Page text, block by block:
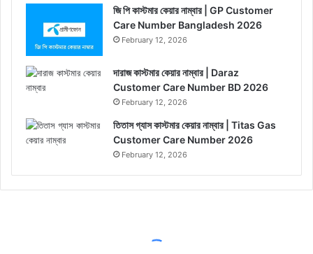
জি পি কাস্টমার কেয়ার নাম্বার | GP Customer
Care Number Bangladesh 2026
February 12, 2026
দারাজ কাস্টমার কেয়ার নাম্বার | Daraz
Customer Care Number BD 2026
February 12, 2026
তিতাস গ্যাস কাস্টমার কেয়ার নাম্বার | Titas Gas
Customer Care Number 2026
February 12, 2026